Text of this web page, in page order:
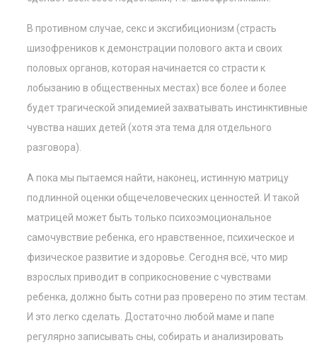
В противном случае, секс и эксгибиционизм (страсть
шизофреников к демонстрации полового акта и своих
половых органов, которая начинается со страсти к
лобызанию в общественных местах) все более и более
будет трагической эпидемией захватывать инстинктивные
чувства наших детей (хотя эта тема для отдельного
разговора).
А пока мы пытаемся найти, наконец, истинную матрицу
подлинной оценки общечеловеческих ценностей. И такой
матрицей может быть только психоэмоциональное
самочувствие ребенка, его нравственное, психическое и
физическое развитие и здоровье. Сегодня всё, что мир
взрослых приводит в соприкосновение с чувствами
ребенка, должно быть сотни раз проверено по этим тестам.
И это легко сделать. Достаточно любой маме и папе
регулярно записывать сны, собирать и анализировать